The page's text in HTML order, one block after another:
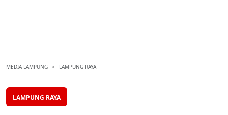
MEDIA LAMPUNG LAMPUNG RAYA
LAMPUNG RAYA